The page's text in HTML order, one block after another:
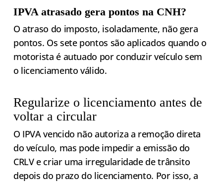
IPVA atrasado gera pontos na CNH?
O atraso do imposto, isoladamente, não gera
pontos. Os sete pontos são aplicados quando o
motorista é autuado por conduzir veículo sem
o licenciamento válido.
Regularize o licenciamento antes de
voltar a circular
O IPVA vencido não autoriza a remoção direta
do veículo, mas pode impedir a emissão do
CRLV e criar uma irregularidade de trânsito
depois do prazo do licenciamento. Por isso, a